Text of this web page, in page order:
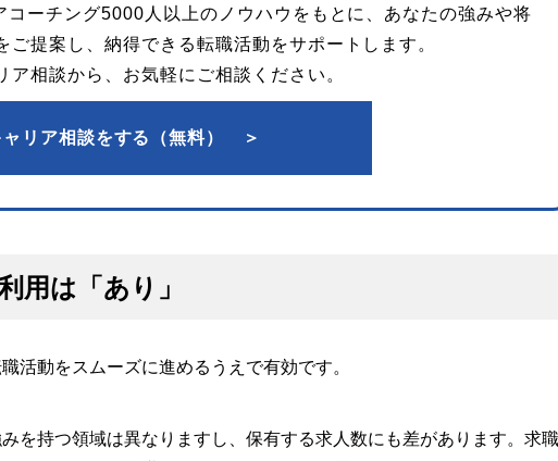
コーチング5000人以上のノウハウをもとに、あなたの強みや将
ご提案し、納得できる転職活動をサポートします。
ア相談から、お気軽にご相談ください。
ャリア相談をする（無料） ＞
用は「あり」
活動をスムーズに進めるうえで有効です。
を持つ領域は異なりますし、保有する求人数にも差があります。求職